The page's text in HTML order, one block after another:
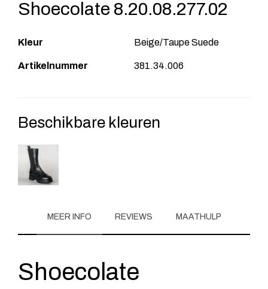
Shoecolate 8.20.08.277.02
Kleur Beige/Taupe Suede
Artikelnummer 381.34.006
Beschikbare kleuren
MEER INFO REVIEWS MAATHULP
Shoecolate